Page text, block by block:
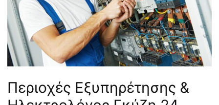
Περιοχές Εξυπηρέτησης &